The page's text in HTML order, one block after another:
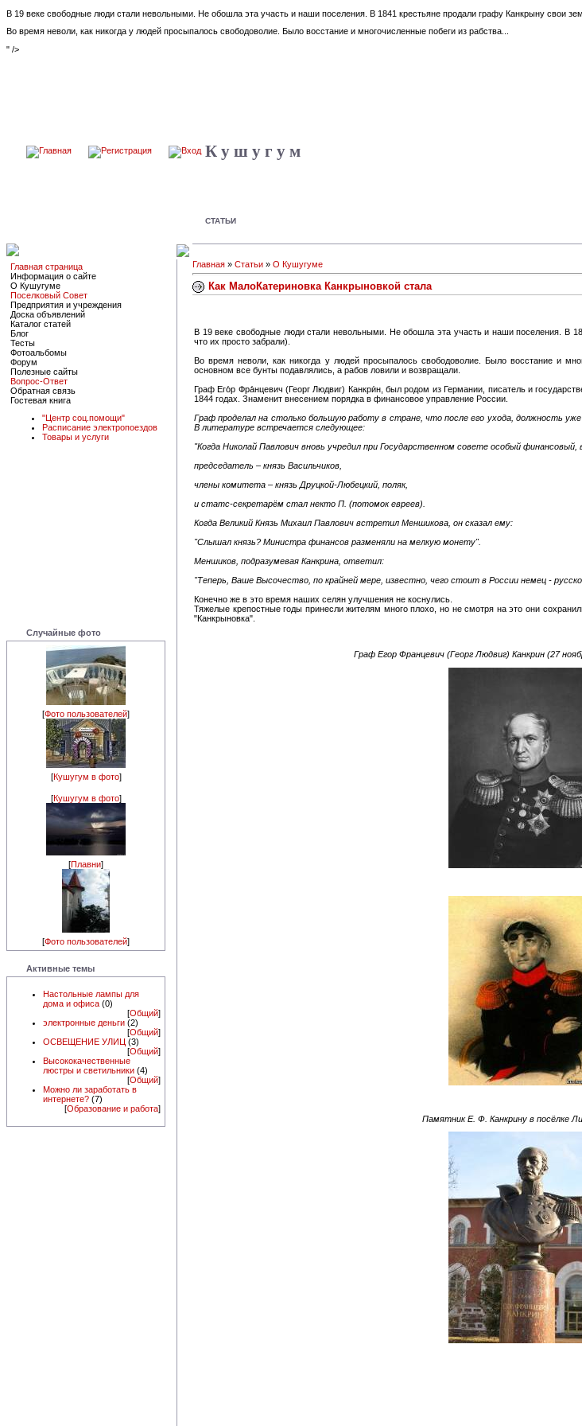
В 19 веке свободные люди стали невольными. Не обошла эта участь и наши поселения. В 1841 крестьяне продали графу Канкрыну свои
Во время неволи, как никогда у людей просыпалось свободоволие. Было восстание и многочисленные побеги из рабства...
" />
К у ш у г у м
СТАТЬИ
Главная страница
Информация о сайте
О Кушугуме
Поселковый Совет
Предприятия и учреждения
Доска объявлений
Каталог статей
Блог
Тесты
Фотоальбомы
Форум
Полезные сайты
Вопрос-Ответ
Обратная связь
Гостевая книга
"Центр соц.помощи"
Расписание электропоездов
Товары и услуги
Случайные фото
[Фото пользователей]
[Кушугум в фото]
[Кушугум в фото]
[Плавни]
[Фото пользователей]
Активные темы
Настольные лампы для
дома и офиса (0)
[Общий]
электронные деньги (2)
[Общий]
ОСВЕЩЕНИЕ УЛИЦ
(3)
[Общий]
Высококачественные
люстры и светильники (4)
[Общий]
Можно ли заработать в
интернете? (7)
[Образование и работа]
Главная » Статьи » О Кушугуме
Как МалоКатериновка Канкрыновкой стала
В 19 веке свободные люди стали невольными. Не обошла эта участь и наши поселения. В
что их просто забрали).
Во время неволи, как никогда у людей просыпалось свободоволие. Было восстание и
основном все бунты подавлялись, а рабов ловили и возвращали.
Граф Его́р Фра́нцевич (Георг Людвиг) Канкри́н, был родом из Германии, писатель и
1844 годах. Знаменит внесением порядка в финансовое управление России.
Граф проделал на столько большую работу в стране, что после его ухода, должность
В литературе встречается следующее:
"Когда Николай Павлович вновь учредил при Государственном совете особый
председатель – князь Васильчиков,
члены комитета – князь Друцкой-Любецкий, поляк,
и статс-секретарём стал некто П. (потомок евреев).
Когда Великий Князь Михаил Павлович встретил Меншикова, он сказал ему:
"Слышал князь? Министра финансов разменяли на мелкую монету".
Меншиков, подразумевая Канкрина, ответил:
"Теперь, Ваше Высочество, по крайней мере, известно, чего стоит в России немец -
Конечно же в это время наших селян улучшения не коснулись.
Тяжелые крепостные годы принесли жителям много плохо, но не смотря на это они
"Канкрыновка".
Граф Егор Францевич (Георг Людвиг) Канкрин (27
Памятник Е. Ф. Канкрину в посёлке